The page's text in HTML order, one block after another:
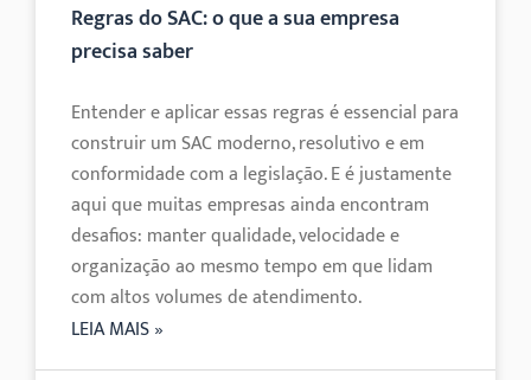
Regras do SAC: o que a sua empresa
precisa saber
Entender e aplicar essas regras é essencial para
construir um SAC moderno, resolutivo e em
conformidade com a legislação. E é justamente
aqui que muitas empresas ainda encontram
desafios: manter qualidade, velocidade e
organização ao mesmo tempo em que lidam
com altos volumes de atendimento.
LEIA MAIS »